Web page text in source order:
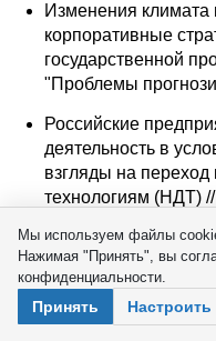
Изменения климата
корпоративные
государственной
"Проблемы
Российские
деятельность в
взгляды на
технологиям (НДТ)
Подходы к
прогнозированию
"Проблемы
Мы используем файлы
Нажимая "Принять", вы
конфиденциальности.
Принять Настроить